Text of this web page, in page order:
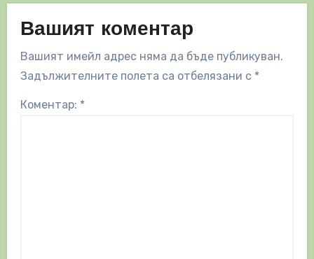
Вашият коментар
Вашият имейл адрес няма да бъде публикуван.
Задължителните полета са отбелязани с *
Коментар: *